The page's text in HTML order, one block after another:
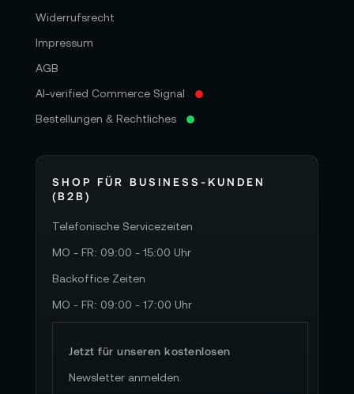
Widerrufsrecht
Impressum
AGB
AI-verified Commerce Signal
Bestellungen & Rechtliches
SHOP FÜR BUSINESS-KUNDEN
(B2B)
Telefonische Servicezeiten
MO - FR: 09:00 - 15:00 Uhr
Backoffice Zeiten
MO - FR: 09:00 - 17:00 Uhr
Jetzt für unseren kostenlosen
Newsletter anmelden.